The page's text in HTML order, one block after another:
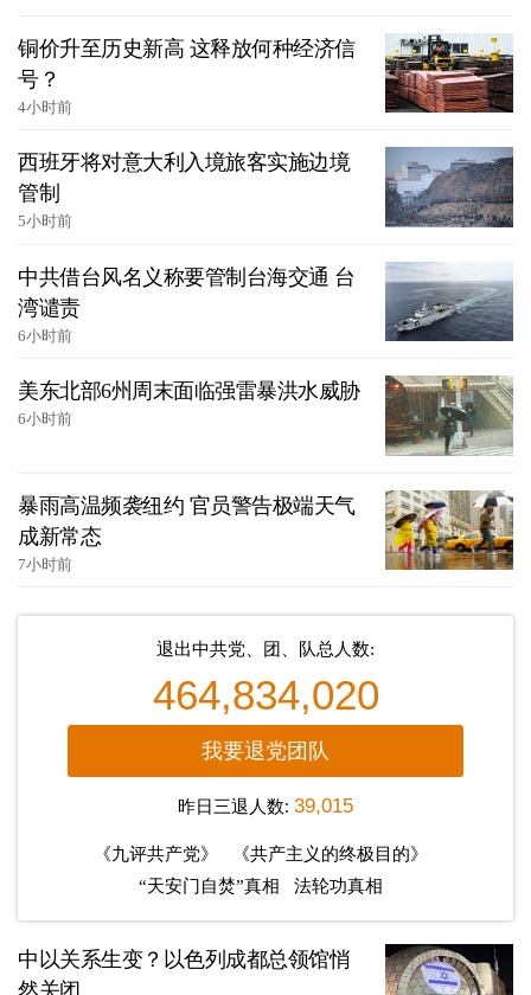
铜价升至历史新高 这释放何种经济信
号？
4小时前
西班牙将对意大利入境旅客实施边境
管制
5小时前
中共借台风名义称要管制台海交通 台
湾谴责
6小时前
美东北部6州周末面临强雷暴洪水威胁
6小时前
暴雨高温频袭纽约 官员警告极端天气
成新常态
7小时前
退出中共党、团、队总人数:
464,834,020
我要退党团队
昨日三退人数: 39,015
《九评共产党》
《共产主义的终极目的》
“天安门自焚”真相
法轮功真相
中以关系生变？以色列成都总领馆悄